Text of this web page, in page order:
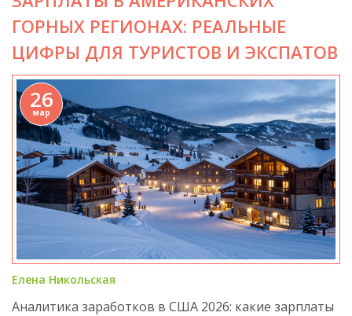
ГОРНЫХ РЕГИОНАХ: РЕАЛЬНЫЕ
ЦИФРЫ ДЛЯ ТУРИСТОВ И ЭКСПАТОВ
26
мар
Елена Никольская
Аналитика заработков в США 2026: какие зарплаты